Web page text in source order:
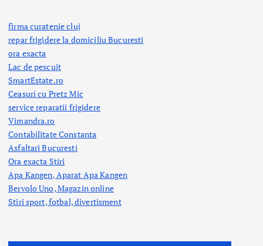
firma curatenie cluj
repar frigidere la domiciliu Bucuresti
ora exacta
Lac de pescuit
SmartEstate.ro
Ceasuri cu Pretz Mic
service reparatii frigidere
Vimandra.ro
Contabilitate Constanta
Asfaltari Bucuresti
Ora exacta Stiri
Apa Kangen, Aparat Apa Kangen
Bervolo Uno, Magazin online
Stiri sport, fotbal,divertisment